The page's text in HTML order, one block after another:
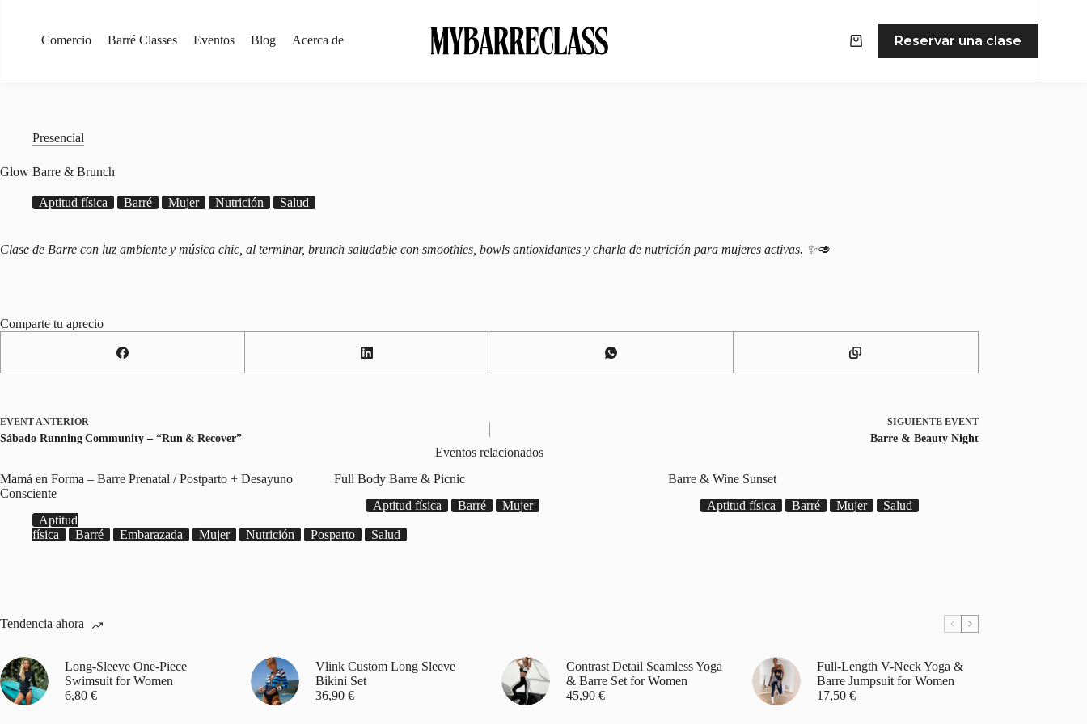
contenidoComercio Barré Classes Eventos Blog Acerca de
Carro
Reservar una clase
Presencial
Glow Barre & Brunch
Aptitud física Barré Mujer Nutrición Salud
Clase de Barre con luz ambiente y música chic, al terminar, brunch saludable con smoothies, bowls antioxidantes y charla de nutrición para mujeres activas. ✨🥑
Comparte tu aprecio
EVENTANTERIOR
Sábado Running Community – “Run & Recover”
SIGUIENTE EVENT
Barre & Beauty Night
Eventos relacionados
Mamá en Forma – Barre Prenatal / Postparto + Desayuno
Consciente
Aptitud
física
Barré Embarazada Mujer Nutrición Posparto Salud
Full Body Barre & Picnic
Aptitud física
Barré Mujer
Barre & Wine Sunset
Aptitud física
Barré Mujer Salud
Tendencia ahora
Long-Sleeve One-Piece
Swimsuit for Women
6,80 €
Vlink Custom Long Sleeve
Bikini Set
36,90 €
Contrast Detail Seamless Yoga
& Barre Set for Women
45,90 €
Full-Length V-Neck Yoga &
Barre Jumpsuit for Women
17,50 €